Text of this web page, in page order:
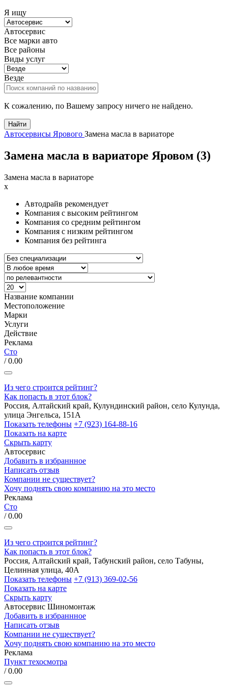
Я ищу
Автосервис
Все марки авто
Все районы
Виды услуг
Везде
К сожалению, по Вашему запросу ничего не найдено.
Найти
Автосервисы Ярового Замена масла в вариаторе
Замена масла в вариаторе Яровом (3)
Замена масла в вариаторе
x
Автодрайв рекомендует
Компания с высоким рейтингом
Компания со средним рейтингом
Компания с низким рейтингом
Компания без рейтинга
Название компании
Местоположение
Марки
Услуги
Действие
Реклама
Сто
/ 0.00
Из чего строится рейтинг?
Как попасть в этот блок?
Россия, Алтайский край, Кулундинский район, село Кулунда,
улица Энгельса, 151А
Показать телефоны +7 (923) 164-88-16
Показать на карте
Скрыть карту
Автосервис
Добавить в избраннное
Написать отзыв
Компании не существует?
Хочу поднять свою компанию на это место
Реклама
Сто
/ 0.00
Из чего строится рейтинг?
Как попасть в этот блок?
Россия, Алтайский край, Табунский район, село Табуны,
Целинная улица, 40А
Показать телефоны +7 (913) 369-02-56
Показать на карте
Скрыть карту
Автосервис Шиномонтаж
Добавить в избраннное
Написать отзыв
Компании не существует?
Хочу поднять свою компанию на это место
Реклама
Пункт техосмотра
/ 0.00